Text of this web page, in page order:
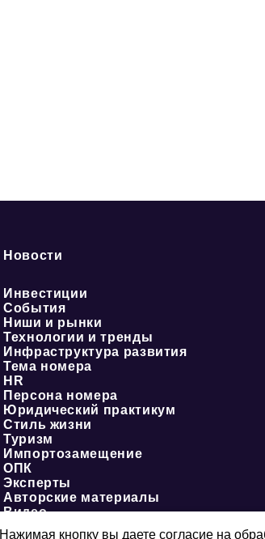
Новости
Инвестиции
События
Ниши и рынки
Технологии и тренды
Инфраструктура развития
Тема номера
HR
Персона номера
Юридический практикум
Стиль жизни
Туризм
Импортозамещение
ОПК
Эксперты
Авторские материалы
Видео
Нажимая кнопку вы даете согласие на